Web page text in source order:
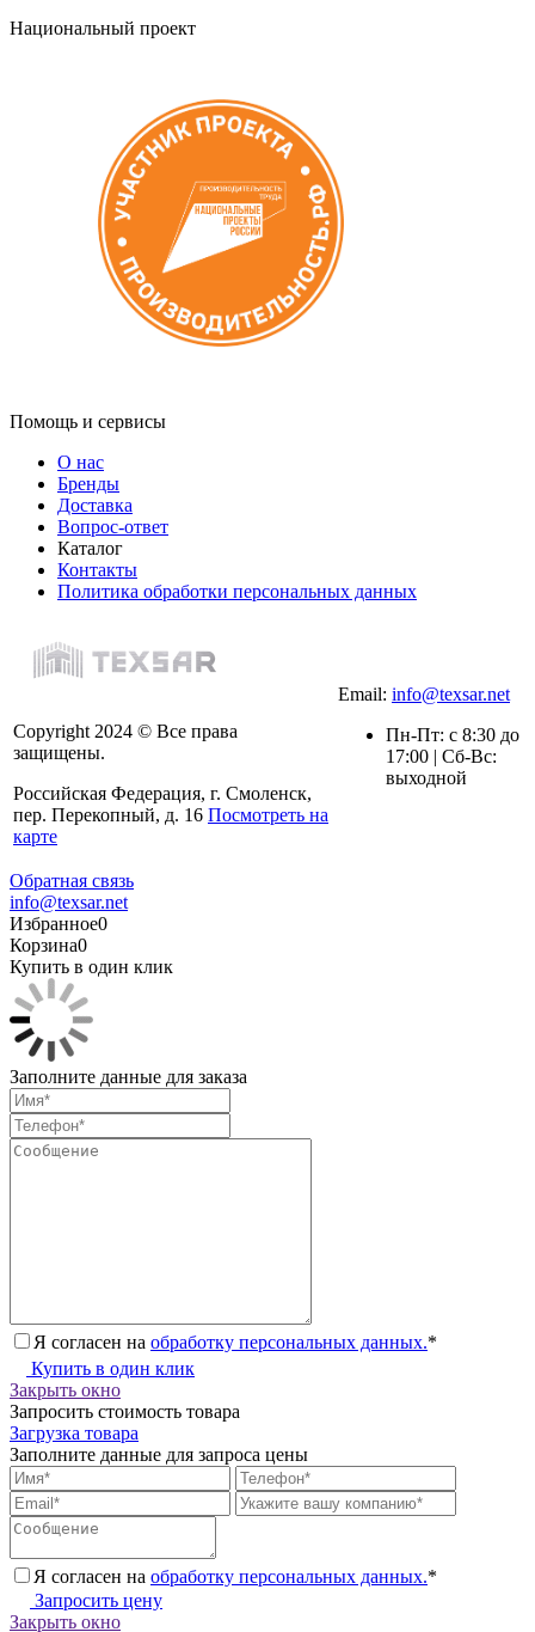
Национальный проект
Помощь и сервисы
О нас
Бренды
Доставка
Вопрос-ответ
Каталог
Контакты
Политика обработки персональных данных
Copyright 2024 © Все права
защищены.
Российская Федерация, г. Смоленск,
пер. Перекопный, д. 16 Посмотреть на
карте
Email: info@texsar.net
Пн-Пт: с 8:30 до
17:00 | Сб-Вс:
выходной
Обратная связь
info@texsar.net
Избранное0
Корзина0
Купить в один клик
Заполните данные для заказа
Я согласен на обработку персональных данных.*
Купить в один клик
Закрыть окно
Запросить стоимость товара
Загрузка товара
Заполните данные для запроса цены
Я согласен на обработку персональных данных.*
Запросить цену
Закрыть окно